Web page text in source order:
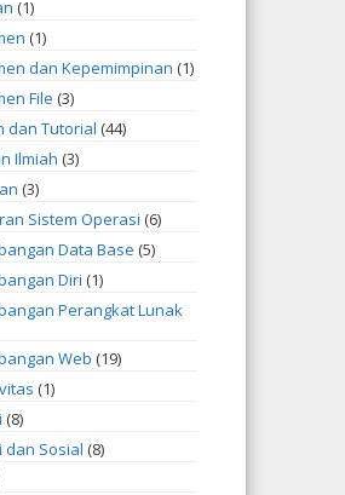
(1)
(1)
dan Kepemimpinan (1)
File (3)
dan Tutorial (44)
Ilmiah (3)
(3)
Sistem Operasi (6)
Data Base (5)
Diri (1)
Perangkat Lunak
Web (19)
(1)
(8)
dan Sosial (8)